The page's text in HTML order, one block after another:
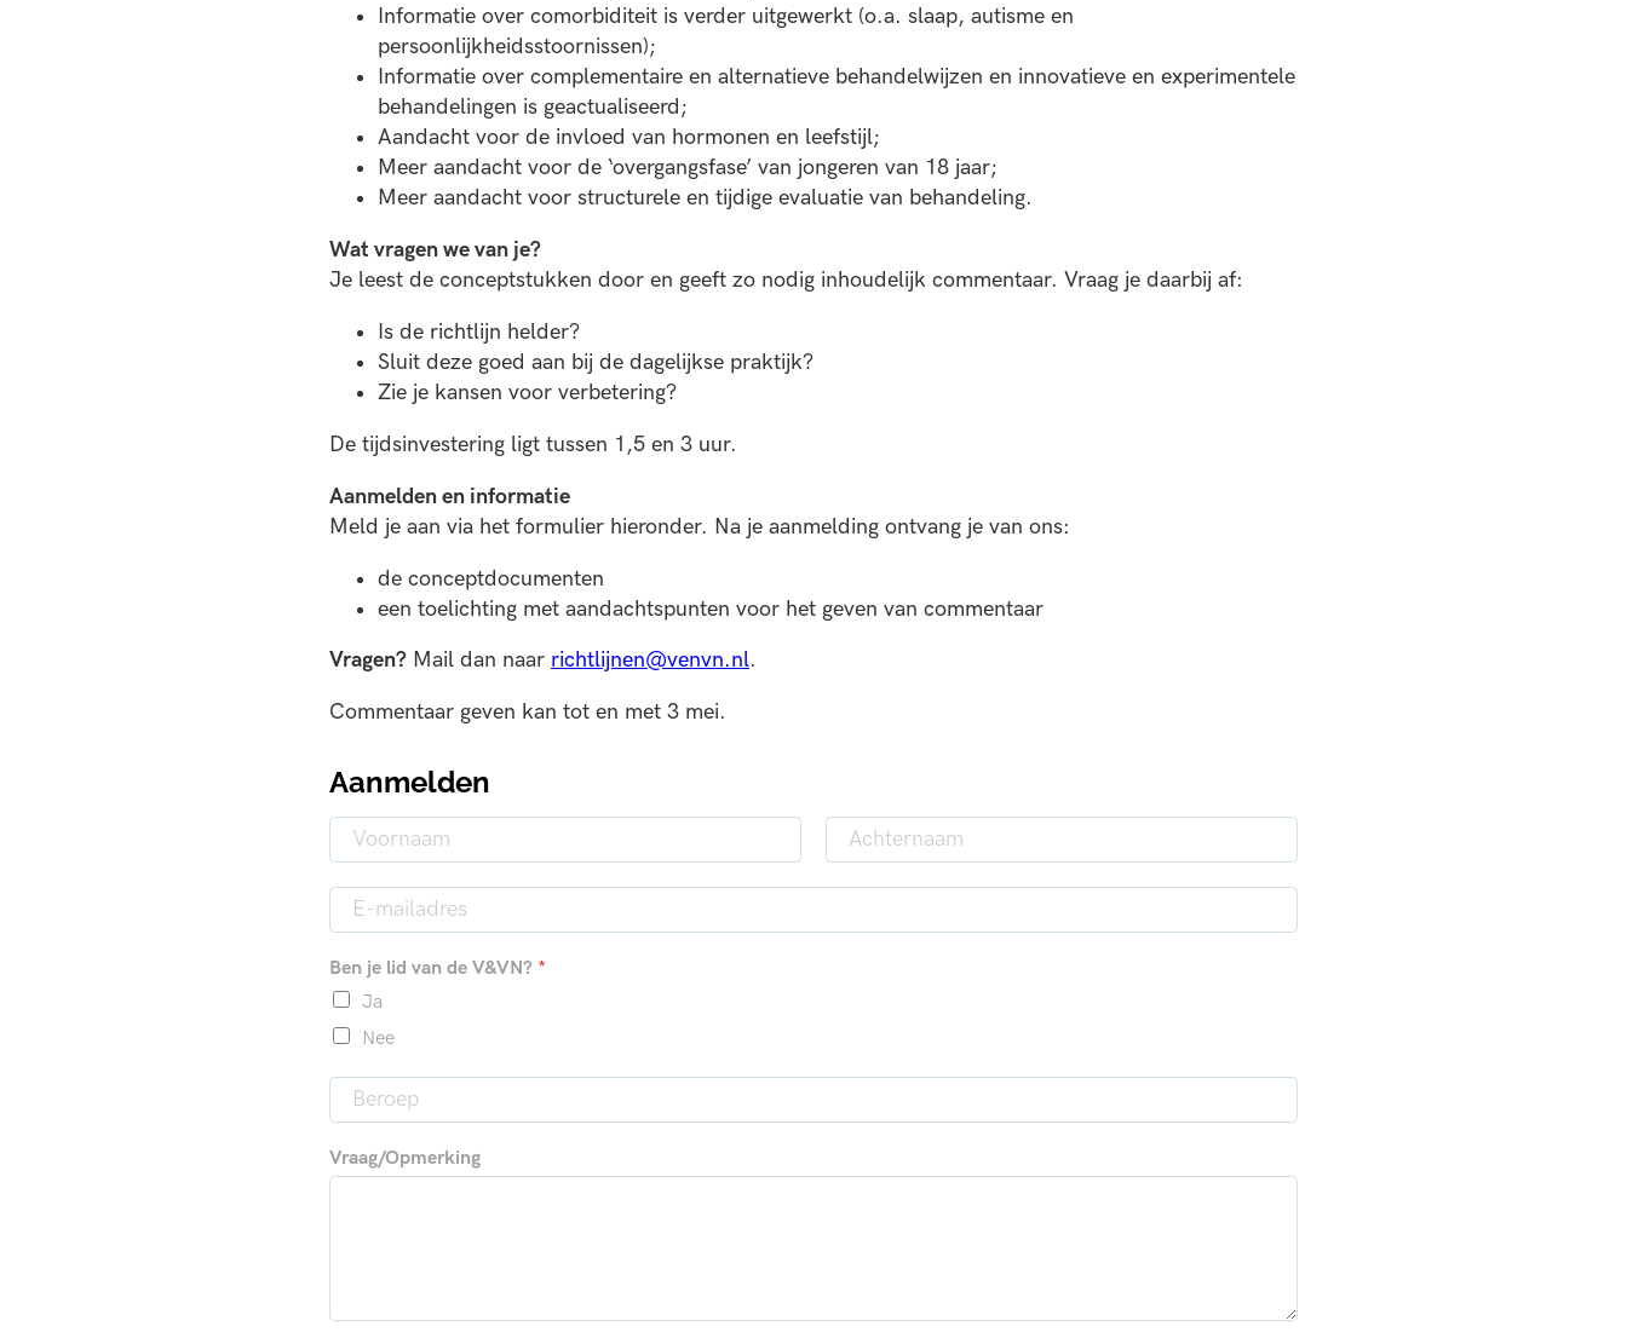
Informatie over comorbiditeit is verder uitgewerkt (o.a. slaap, autisme en
persoonlijkheidsstoornissen);
Informatie over complementaire en alternatieve behandelwijzen en innovatieve en experimentele
behandelingen is geactualiseerd;
Aandacht voor de invloed van hormonen en leefstijl;
Meer aandacht voor de ‘overgangsfase’ van jongeren van 18 jaar;
Meer aandacht voor structurele en tijdige evaluatie van behandeling.
Wat vragen we van je?
Je leest de conceptstukken door en geeft zo nodig inhoudelijk commentaar. Vraag je daarbij af:
Is de richtlijn helder?
Sluit deze goed aan bij de dagelijkse praktijk?
Zie je kansen voor verbetering?
De tijdsinvestering ligt tussen 1,5 en 3 uur.
Aanmelden en informatie
Meld je aan via het formulier hieronder. Na je aanmelding ontvang je van ons:
de conceptdocumenten
een toelichting met aandachtspunten voor het geven van commentaar
Vragen? Mail dan naar richtlijnen@venvn.nl.
Commentaar geven kan tot en met 3 mei.
Aanmelden
N
*
o
r
a
a
m
c
t
E
a
*
Ben je lid van de V&VN? *
Ja
Nee
B
o
e
Vraag/Opmerking